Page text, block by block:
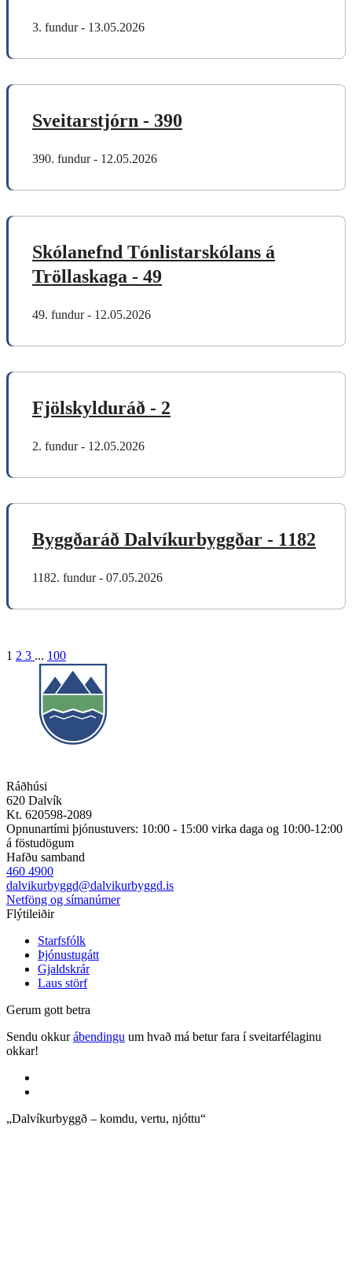
3. fundur - 13.05.2026
Sveitarstjórn - 390
390. fundur - 12.05.2026
Skólanefnd Tónlistarskólans á
Tröllaskaga - 49
49. fundur - 12.05.2026
Fjölskylduráð - 2
2. fundur - 12.05.2026
Byggðaráð Dalvíkurbyggðar - 1182
1182. fundur - 07.05.2026
1 2 3 ... 100
Ráðhúsi
620 Dalvík
Kt. 620598-2089
Opnunartími þjónustuvers: 10:00 - 15:00 virka daga og 10:00-12:00
á föstudögum
Hafðu samband
460 4900
dalvikurbyggd@dalvikurbyggd.is
Netföng og símanúmer
Flýtileiðir
Starfsfólk
Þjónustugátt
Gjaldskrár
Laus störf
Gerum gott betra
Sendu okkurábendingu um hvað má betur fara í sveitarfélaginu
okkar!
„Dalvíkurbyggð – komdu, vertu, njóttu“